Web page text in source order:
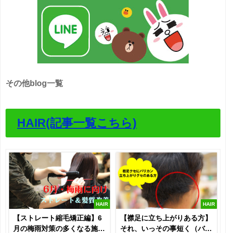
その他blog一覧
HAIR(記事一覧こちら)
HAIR
【ストレート縮毛矯正編】6
月の梅雨対策の多くなる施
HAIR
【襟足に立ち上がりある方】
それ、いっその事短く（バリ